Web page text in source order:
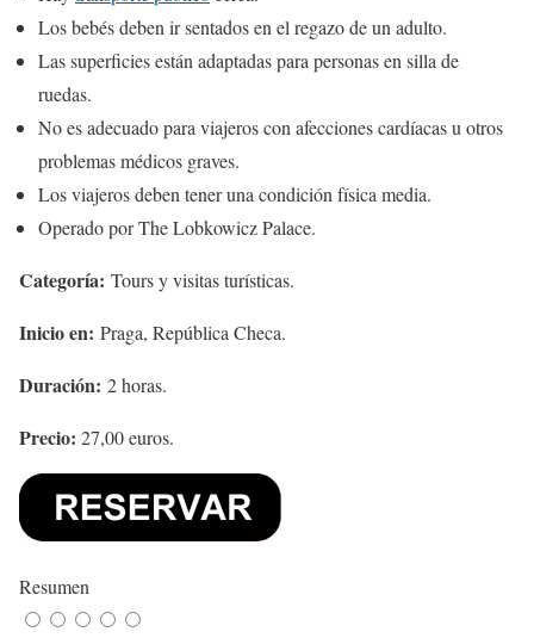
Los bebés deben ir sentados en el regazo de un adulto.
Las superficies están adaptadas para personas en silla de
ruedas.
No es adecuado para viajeros con afecciones cardíacas u otros
problemas médicos graves.
Los viajeros deben tener una condición física media.
Operado por The Lobkowicz Palace.
Categoría: Tours y visitas turísticas.
Inicio en: Praga, República Checa.
Duración: 2 horas.
Precio: 27,00 euros.
Resumen